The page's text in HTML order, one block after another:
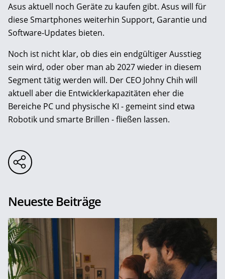
Asus aktuell noch Geräte zu kaufen gibt. Asus will für
diese Smartphones weiterhin Support, Garantie und
Software-Updates bieten.
Noch ist nicht klar, ob dies ein endgültiger Ausstieg
sein wird, oder ober man ab 2027 wieder in diesem
Segment tätig werden will. Der CEO Johny Chih will
aktuell aber die Entwicklerkapazitäten eher die
Bereiche PC und physische KI - gemeint sind etwa
Robotik und smarte Brillen - fließen lassen.
Neueste Beiträge